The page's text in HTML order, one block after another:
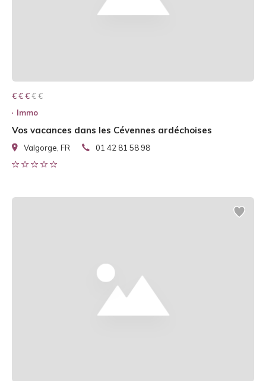
€ € € € €
€ € €
Immo
Vos vacances dans les Cévennes ardéchoises
Valgorge, FR 01 42 81 58 98